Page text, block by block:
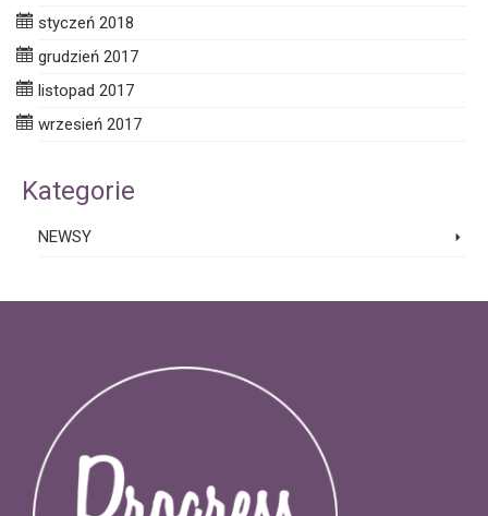
styczeń 2018
grudzień 2017
listopad 2017
wrzesień 2017
Kategorie
NEWSY